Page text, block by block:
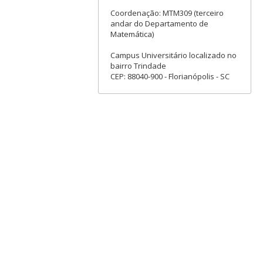
Coordenação: MTM309 (terceiro
andar do Departamento de
Matemática)
Campus Universitário localizado no
bairro Trindade
CEP: 88040-900 - Florianópolis - SC